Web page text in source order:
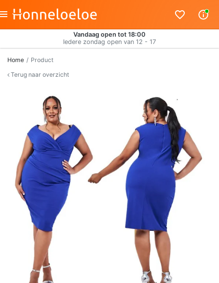
Vandaag open tot 18:00
Iedere zondag open van 12 - 17
Home
Product
Terug naar overzicht